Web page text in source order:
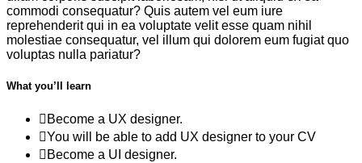
commodi consequatur? Quis autem vel eum iure
reprehenderit qui in ea voluptate velit esse quam nihil
molestiae consequatur, vel illum qui dolorem eum fugiat quo
voluptas nulla pariatur?
What you’ll learn
Become a UX designer.
You will be able to add UX designer to your CV
Become a UI designer.